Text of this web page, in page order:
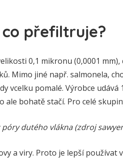
přefiltruje?
0,1 mikronu (0,0001
Mimo jiné např. salmonela,
vcelku pomalé. Výrobce
bohatě stačí. Pro celé
dutého vlákna (zdroj
a viry. Proto je lepší používat